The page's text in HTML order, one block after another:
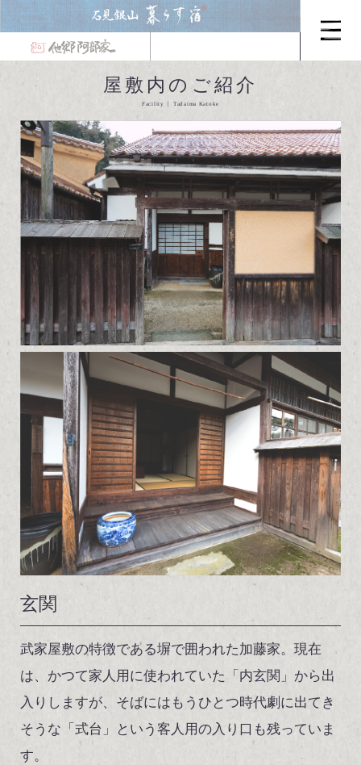
屋敷内のご紹介
Facility Tadaima Katoke
玄関
武家屋敷の特徴である塀で囲われた加藤家。現在
は、かつて家人用に使われていた「内玄関」から出
入りしますが、そばにはもうひとつ時代劇に出てき
そうな「式台」という客人用の入り口も残っていま
す。